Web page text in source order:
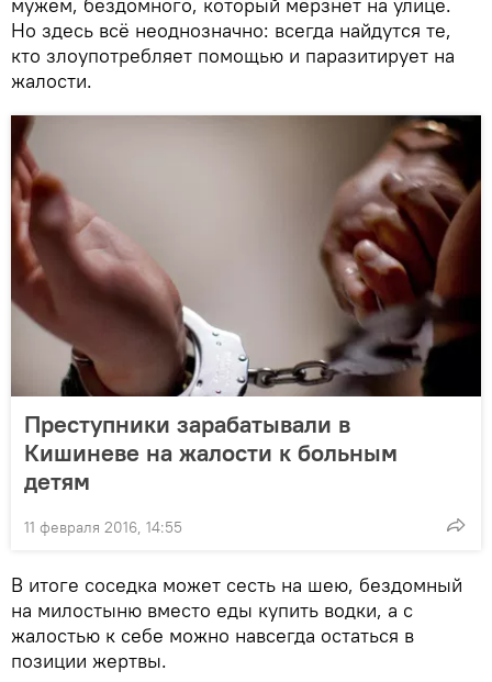
Но здесь всё неоднозначно: всегда найдутся те,
кто злоупотребляет помощью и паразитирует на
жалости.
Преступники зарабатывали в
Кишиневе на жалости к больным
детям
11 февраля 2016, 14:55
В итоге соседка может сесть на шею, бездомный
на милостыню вместо еды купить водки, а с
жалостью к себе можно навсегда остаться в
позиции жертвы.